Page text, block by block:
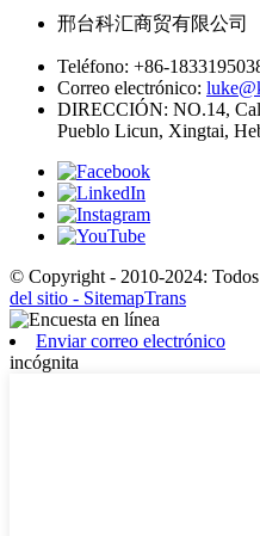
邢台科汇商贸有限公司
Teléfono: +86-
Correo electrónico:
DIRECCIÓN: NO.14,
Pueblo Licun, Xingtai,
© Copyright - 2010-2024: Todos
del sitio - SitemapTrans
Enviar correo electrónico
incógnita